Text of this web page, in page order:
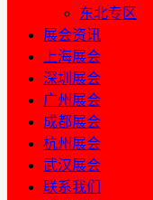
东北专区
展会资讯
上海展会
深圳展会
广州展会
成都展会
杭州展会
武汉展会
联系我们